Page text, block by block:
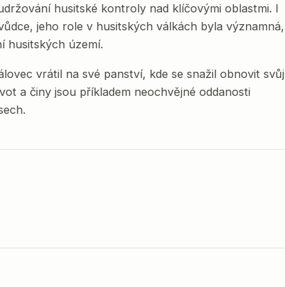
husitské kontroly nad klíčovými oblastmi. I
jeho role v husitských válkách byla významná,
husitských území.
vrátil na své panství, kde se snažil obnovit svůj
a činy jsou příkladem neochvějné oddanosti